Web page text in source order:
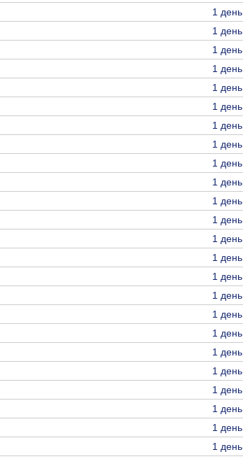
1 день
1 день
1 день
1 день
1 день
1 день
1 день
1 день
1 день
1 день
1 день
1 день
1 день
1 день
1 день
1 день
1 день
1 день
1 день
1 день
1 день
1 день
1 день
1 день